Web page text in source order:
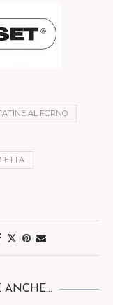
AL FORNO
ANCHE...